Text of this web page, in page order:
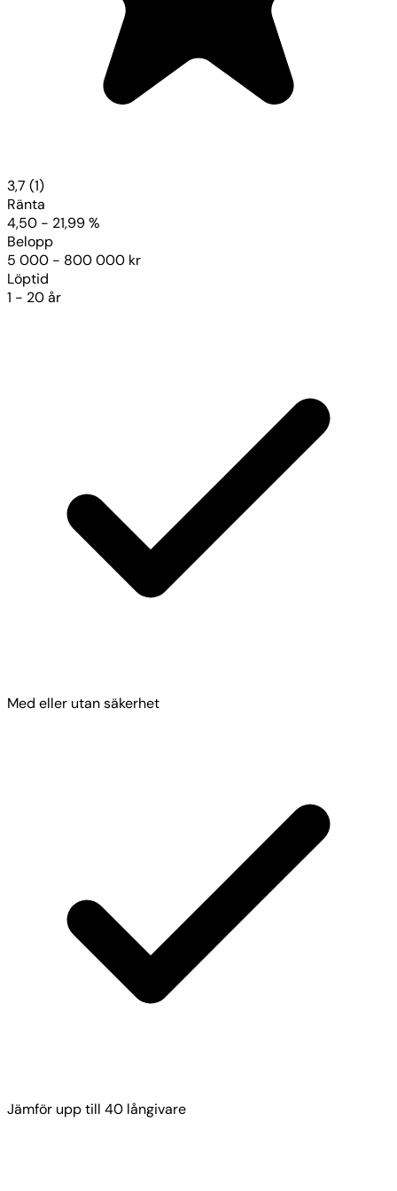
3,7 (1)
Ränta
4,50 - 21,99 %
Belopp
5 000 - 800 000 kr
Löptid
1 - 20 år
Med eller utan säkerhet
Jämför upp till 40 långivare